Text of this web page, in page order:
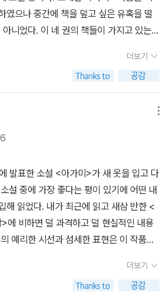
이 모습 그대로를 받아들여주었다고. 그
없이 상기시켰던 타인의 기준이나 눈길
을 두고 조바심을 친 지레짐작이었으리라
, 어쩌면 분노에 가까운 서운함마저 느낀
으면 좋겠으니까.”살아줬으면 좋겠다니!
말 중에 최선이라고 생각했던 ‘예쁘다’가
부질없는 것인지를 폭포처럼 와락 깨달
물고기 아닌 사람으로 봐주기를 바랐지
선, 존재 자체에 대한 존중을 뜻하는 것만
였으나 중간에 책을 덮고 싶은 유혹을 떨
니었다. 이 네 권의 책들이 가지고 있는
함과 어두움을 가지고 있다는 것이다. 내
절하고 절박한 사연들을 그저 나열하기만
히 볼 법한 ‘기승전결’의 구조와는 거리가
사가 진행된다 하더라도 그보다 인물들
하여 ‘기승전결’의 구조가 미미하게 느껴
많은 소설을 읽으며 깨우친 나의 취향 중
야기는 싫다’는 것이었다..<아가미>를
많이 났다. 이 작품 역시 정말 어두운 분
을 가진 인물들이 대거 등장하기 때문이
를 부양해야 하기에 자신의 허벅지를 훑
하게 뿌리칠 수 없는 여성, 1년 가까이 연
앗기고 길거리에 나앉게 생겨 사장에게
에 끼고 있는 아이를 내다 팔아버리라는
등등… 이 남성은 더이상 세상을 살아갈
더보기
발표한 소설 <아가미>가 새 옷을 입고 다
설 중에 가장 좋다는 평이 있기에 어떤 내
해 읽었다. 내가 최근에 읽고 새삼 반한 <
에 비하면 덜 과격하고 덜 현실적인 내용
예리한 시선과 섬세한 표현은 이 작품에
를 간병하기 위해 밤낮없이 일하는 한 여
다가 강으로 떨어진다. 죽을 생각은 아니
더보기